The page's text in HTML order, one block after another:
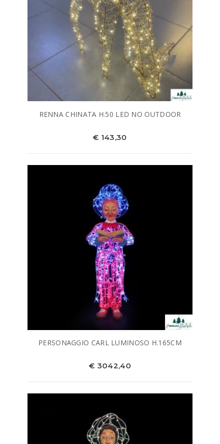
RENNA CHINATA H.50 LED NO OUTDOOR
€ 143,30
PERSONAGGIO CARL LUMINOSO H.165CM
€ 3042,40